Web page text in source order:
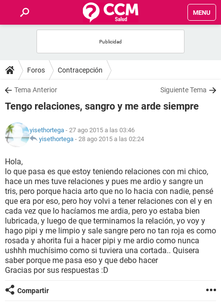
MENU
FOROS
SALUD
FAMILIA
NUTRICIÓN
BIENESTAR
SEXUALIDAD
GLOSARIO
Foros Contracepción
Tema Anterior Siguiente Tema
Tengo relaciones, sangro y me arde siempre
yisethortega - 27 ago 2015 a las 03:46
yisethortega - 28 ago 2015 a las 02:24
Hola,
lo que pasa es que estoy teniendo relaciones con mi chico,
hace un mes tuve relaciones y pues me ardio y sangre un
tris, pero porque hacia arto que no lo hacia con nadie, pensé
que era por eso, pero hoy volvi a tener relaciones con el y en
cada vez que lo hacíamos me ardia, pero yo estaba bien
lubricada, y luego de que terminamos la relación, yo voy y
hago pipi y me limpio y sale sangre pero no tan roja es como
rosada y ahorita fui a hacer pipi y me ardio como nunca
ushhh muchísimo como si tuviera una cortada.. Quisera
saber porque me pasa eso y que debo hacer
Gracias por sus respuestas :D
Compartir